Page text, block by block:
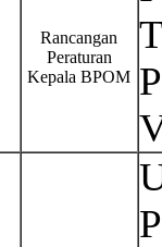
Rancangan
Peraturan
Kepala BPOM